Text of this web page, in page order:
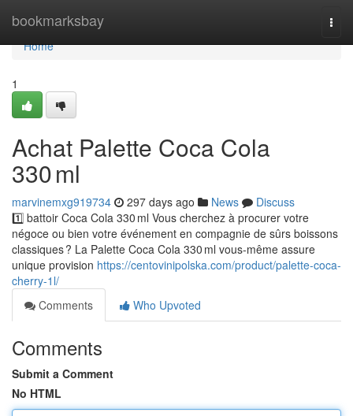
bookmarksbay
Home
Home
1
Achat Palette Coca Cola
330 ml
marvinemxg919734 297 days ago News
Discuss
1️⃣ battoir Coca Cola 330 ml Vous cherchez à procurer votre
négoce ou bien votre événement en compagnie de sûrs boissons
classiques ? La Palette Coca Cola 330 ml vous-même assure
unique provision https://centovinipolska.com/product/palette-coca-
cherry-1l/
Comments
Who Upvoted
Comments
Submit a Comment
No HTML